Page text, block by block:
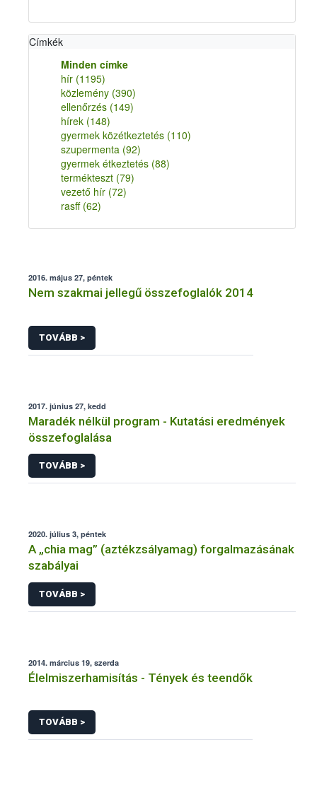
Címkék
Minden címke
hír (1195)
közlemény (390)
ellenőrzés (149)
hírek (148)
gyermek közétkeztetés (110)
szupermenta (92)
gyermek étkeztetés (88)
termékteszt (79)
vezető hír (72)
rasff (62)
2016. május 27, péntek
Nem szakmai jellegű összefoglalók 2014
TOVÁBB >
2017. június 27, kedd
Maradék nélkül program - Kutatási eredmények
összefoglalása
TOVÁBB >
2020. július 3, péntek
A „chia mag” (aztékzsályamag) forgalmazásának
szabályai
TOVÁBB >
2014. március 19, szerda
Élelmiszerhamisítás - Tények és teendők
TOVÁBB >